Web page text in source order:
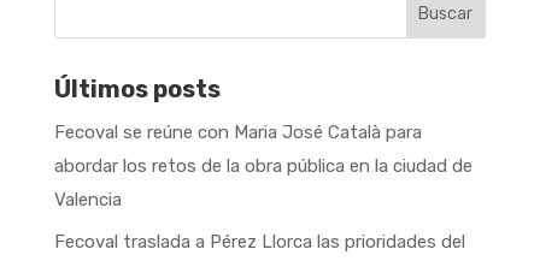
Buscar
Últimos posts
Fecoval se reúne con Maria José Català para
abordar los retos de la obra pública en la ciudad de
Valencia
Fecoval traslada a Pérez Llorca las prioridades del